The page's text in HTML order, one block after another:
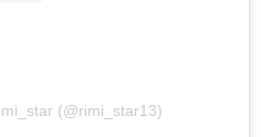
(@rimi_star13)